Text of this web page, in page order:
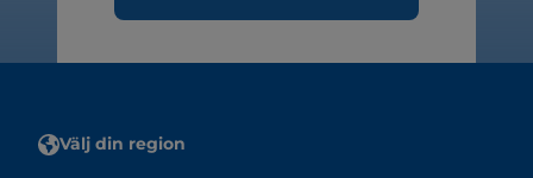
Välj din region